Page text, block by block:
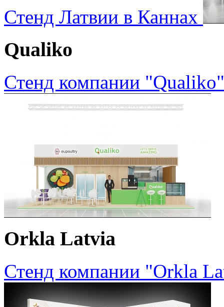
Стенд Латвии в Каннах
Qualiko
Стенд компании
Orkla Latvia
Стенд компании "Orkla